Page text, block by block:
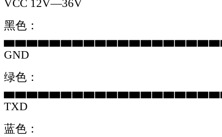
VCC 12V—36V
黑色 ：
▅▅▅▅▅▅▅▅▅
GND
绿色 ：
TXD
蓝色 ：